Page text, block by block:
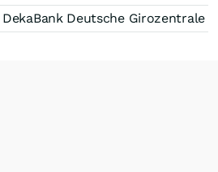
DekaBank Deutsche Girozentrale